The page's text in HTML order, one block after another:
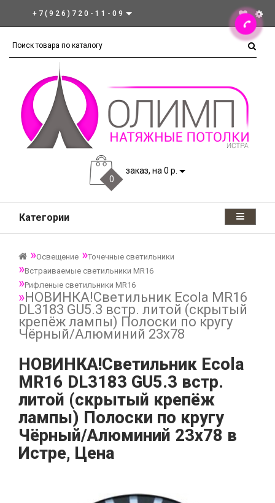
+7(926)720-11-09
0
заказ, на 0 р.
Категории
Освещение
Точечные светильники
Встраиваемые светильники MR16
Рифленые светильники MR16
НОВИНКА!Светильник Ecola MR16
DL3183 GU5.3 встр. литой (скрытый
крепёж лампы) Полоски по кругу
Чёрный/Алюминий 23х78
НОВИНКА!Светильник Ecola
MR16 DL3183 GU5.3 встр.
литой (скрытый крепёж
лампы) Полоски по кругу
Чёрный/Алюминий 23х78 в
Истре, Цена